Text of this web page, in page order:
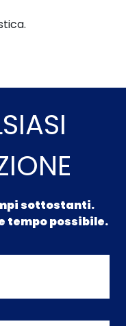
sottostanti.
tempo possibile.